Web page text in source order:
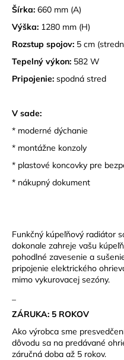
Šírka: 660 mm (A)
Výška: 1280 mm (H)
Rozstup spojov: 5 cm
Tepelný výkon: 582 W
Pripojenie: spodná stred
V sade:
* moderné dýchanie
* montážne konzoly
* plastové koncovky pre
* nákupný dokument
Funkčný kúpeľňový radiátor
dokonale zahreje vašu
pohodlné zavesenie a
pripojenie elektrického
mimo vykurovacej sezóny.
ZÁRUKA: 5 ROKOV
Ako výrobca sme
dôvodu sa na predávané
záručná doba až 5 rokov.